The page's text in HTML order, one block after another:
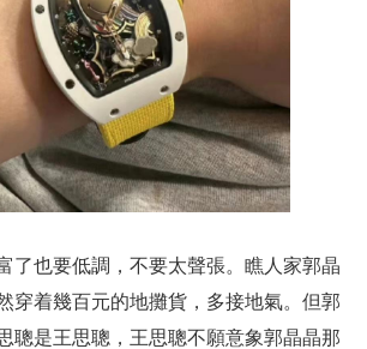
了也要低調，不要太聲張。瞧人家郭晶
穿着幾百元的地攤貨，多接地氣。但郭
聰是王思聰，王思聰不願意象郭晶晶那